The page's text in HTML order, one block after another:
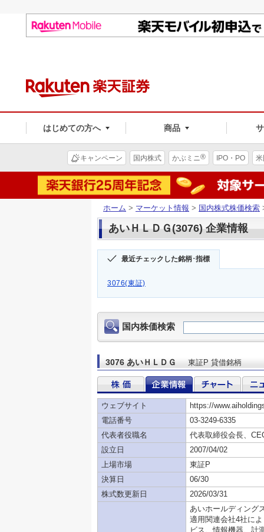
はじめての方へ 商品
キャンペーン 国内株式 かぶミニ® IPO・PO
ホーム > マーケット情報 > 国内株式株価検索
あいＨＬＤＧ(3076) 企業情報
最近チェックした銘柄･指標
3076(東証)